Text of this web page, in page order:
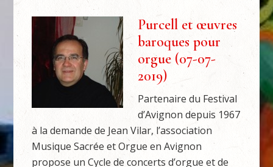
Purcell et œuvres
baroques pour
orgue (07-07-
2019)
Partenaire du Festival
d’Avignon depuis 1967
à la demande de Jean Vilar, l’association
Musique Sacrée et Orgue en Avignon
propose un Cycle de concerts d’orgue et de